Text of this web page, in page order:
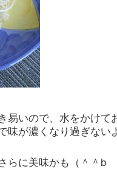
易いので、水をかけて
味が濃くなり過ぎない
らに美味かも（＾＾b